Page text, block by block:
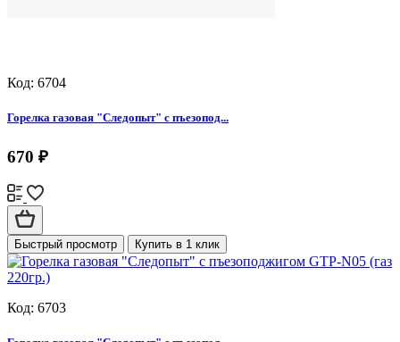
Код: 6704
Горелка газовая "Следопыт" с пъезопод...
670 ₽
Быстрый просмотр Купить в 1 клик
Код: 6703